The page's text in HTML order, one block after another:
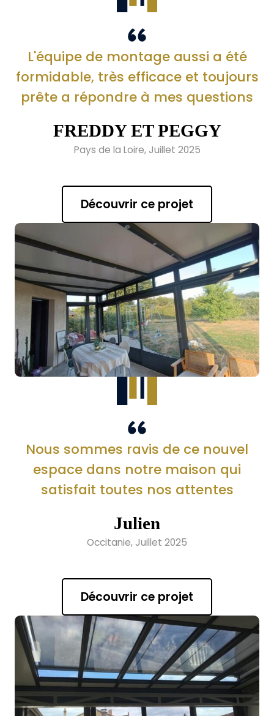
L'équipe de montage aussi a été
formidable, très efficace et toujours
prête a répondre à mes questions
FREDDY ET PEGGY
Pays de la Loire, Juillet 2025
Découvrir ce projet
Nous sommes ravis de ce nouvel
espace dans notre maison qui
satisfait toutes nos attentes
Julien
Occitanie, Juillet 2025
Découvrir ce projet